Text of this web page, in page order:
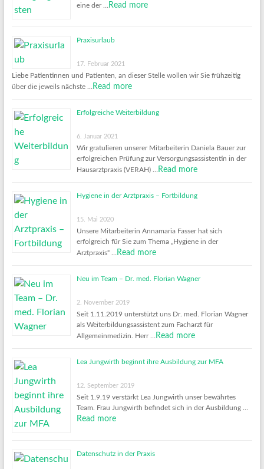
eine der …
Read more
Praxisurlaub
17. Februar 2021
Liebe Patientinnen und Patienten, an dieser Stelle wollen wir Sie frühzeitig
über die jeweils nächste …
Read more
Erfolgreiche Weiterbildung
6. Januar 2021
Wir gratulieren unserer Mitarbeiterin Daniela Bauer zur
erfolgreichen Prüfung zur Versorgungsassistentin in der
Hausarztpraxis (VERAH) …
Read more
Hygiene in der Arztpraxis – Fortbildung
15. Mai 2020
Unsere Mitarbeiterin Annamaria Fasser hat sich
erfolgreich für Sie zum Thema „Hygiene in der
Arztpraxis“ …
Read more
Neu im Team – Dr. med. Florian Wagner
2. November 2019
Seit 1.11.2019 unterstützt uns Dr. med. Florian Wagner
als Weiterbildungsassistent zum Facharzt für
Allgemeinmedizin. Herr …
Read more
Lea Jungwirth beginnt ihre Ausbildung zur MFA
12. September 2019
Seit 1.9.19 verstärkt Lea Jungwirth unser bewährtes
Team. Frau Jungwirth befindet sich in der Ausbildung …
Read more
Datenschutz in der Praxis